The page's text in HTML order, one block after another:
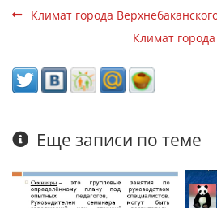
Климат города
Климат
Еще записи по теме